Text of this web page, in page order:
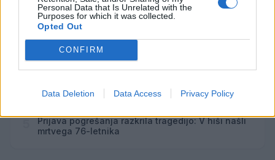
Personal Data that Is Unrelated with the
Purposes for which it was collected.
Opted Out
CONFIRM
Data Deletion Data Access Privacy Policy
Pretep v gostinskem lokalu v Velenju: 46-letnik
moškega udaril s steklenico in ga zabodel
2
velenjske picerije o padcu s padalom na
3
Dopustniška drama: Policija pričakala letalo s
Na Šaleški cesti v Velenju občanka poškodovala
Prijava pogrešanja razkrila tragedijo: V hiši našli
mrtvega 76-letnika